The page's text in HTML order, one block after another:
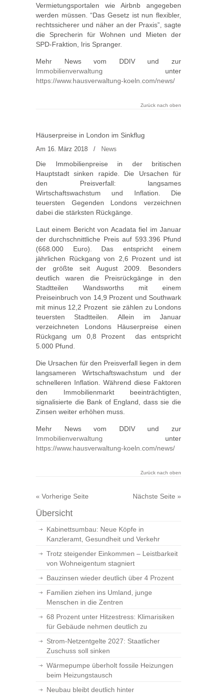
Vermietungsportalen wie Airbnb angegeben
werden müssen. “Das Gesetz ist nun flexibler,
rechtssicherer und näher an der Praxis”, sagte
die Sprecherin für Wohnen und Mieten der
SPD-Fraktion, Iris Spranger.
Mehr News vom DDIV und zur
Immobilienverwaltung unter
https://www.hausverwaltung-koeln.com/news/
Zurück nach oben
Häuserpreise in London im Sinkflug
Am 16. März 2018 / News
Die Immobilienpreise in der britischen
Hauptstadt sinken rapide. Die Ursachen für
den Preisverfall: langsames
Wirtschaftswachstum und Inflation. Die
teuersten Gegenden Londons verzeichnen
dabei die stärksten Rückgänge.
Laut einem Bericht von Acadata fiel im Januar
der durchschnittliche Preis auf 593.396 Pfund
(668.000 Euro). Das entspricht einem
jährlichen Rückgang von 2,6 Prozent und ist
der größte seit August 2009. Besonders
deutlich waren die Preisrückgänge in den
Stadtteilen Wandsworths mit einem
Preiseinbruch von 14,9 Prozent und Southwark
mit minus 12,2 Prozent  sie zählen zu Londons
teuersten Stadtteilen. Allein im Januar
verzeichneten Londons Häuserpreise einen
Rückgang um 0,8 Prozent  das entspricht
5.000 Pfund.
Die Ursachen für den Preisverfall liegen in dem
langsameren Wirtschaftswachstum und der
schnelleren Inflation. Während diese Faktoren
den Immobilienmarkt beeinträchtigten,
signalisierte die Bank of England, dass sie die
Zinsen weiter erhöhen muss.
Mehr News vom DDIV und zur
Immobilienverwaltung unter
https://www.hausverwaltung-koeln.com/news/
Zurück nach oben
« Vorherige Seite Nächste Seite »
Übersicht
Kabinettsumbau: Neue Köpfe in
Kanzleramt, Gesundheit und Verkehr
Trotz steigender Einkommen – Leistbarkeit
von Wohneigentum stagniert
Bauzinsen wieder deutlich über 4 Prozent
Familien ziehen ins Umland, junge
Menschen in die Zentren
68 Prozent unter Hitzestress: Klimarisiken
für Gebäude nehmen deutlich zu
Strom-Netzentgelte 2027: Staatlicher
Zuschuss soll sinken
Wärmepumpe überholt fossile Heizungen
beim Heizungstausch
Neubau bleibt deutlich hinter